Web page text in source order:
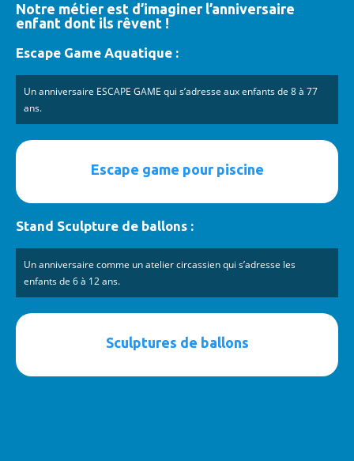
Notre métier est d’imaginer l’anniversaire
enfant dont ils rêvent !
Escape Game Aquatique :
Un anniversaire ESCAPE GAME qui s’adresse aux enfants de 8 à 77
ans.
Escape game pour piscine
Stand Sculpture de ballons :
Un anniversaire comme un atelier circassien qui s’adresse les
enfants de 6 à 12 ans.
Sculptures de ballons